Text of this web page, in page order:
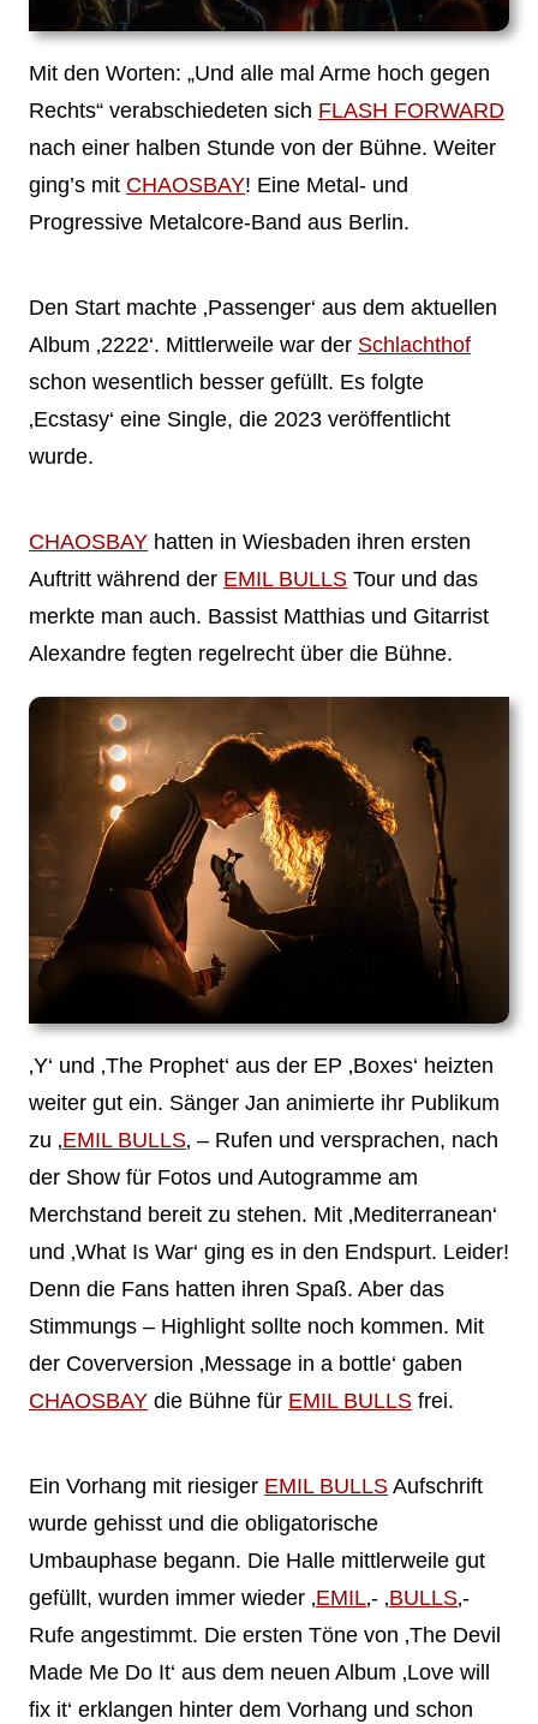
Mit den Worten: „Und alle mal Arme hoch gegen
Rechts“ verabschiedeten sich FLASH FORWARD
nach einer halben Stunde von der Bühne. Weiter
ging’s mit CHAOSBAY! Eine Metal- und
Progressive Metalcore-Band aus Berlin.
Den Start machte ‚Passenger‘ aus dem aktuellen
Album ‚2222‘. Mittlerweile war der Schlachthof
schon wesentlich besser gefüllt. Es folgte
‚Ecstasy‘ eine Single, die 2023 veröffentlicht
wurde.
CHAOSBAYhatten in Wiesbaden ihren ersten
Auftritt während der EMIL BULLSTour und das
merkte man auch. Bassist Matthias und Gitarrist
Alexandre fegten regelrecht über die Bühne.
‚Y‘ und ‚The Prophet‘ aus der EP ‚Boxes‘ heizten
weiter gut ein. Sänger Jan animierte ihr Publikum
zu ‚EMIL BULLS‚ – Rufen und versprachen, nach
der Show für Fotos und Autogramme am
Merchstand bereit zu stehen. Mit ‚Mediterranean‘
und ‚What Is War‘ ging es in den Endspurt. Leider!
Denn die Fans hatten ihren Spaß. Aber das
Stimmungs – Highlight sollte noch kommen. Mit
der Coverversion ‚Message in a bottle‘ gaben
CHAOSBAYdie Bühne für EMIL BULLSfrei.
Ein Vorhang mit riesiger EMIL BULLSAufschrift
wurde gehisst und die obligatorische
Umbauphase begann. Die Halle mittlerweile gut
gefüllt, wurden immer wieder ‚EMIL‚- ‚BULLS‚-
Rufe angestimmt. Die ersten Töne von ‚The Devil
Made Me Do It‘ aus dem neuen Album ‚Love will
fix it‘ erklangen hinter dem Vorhang und schon